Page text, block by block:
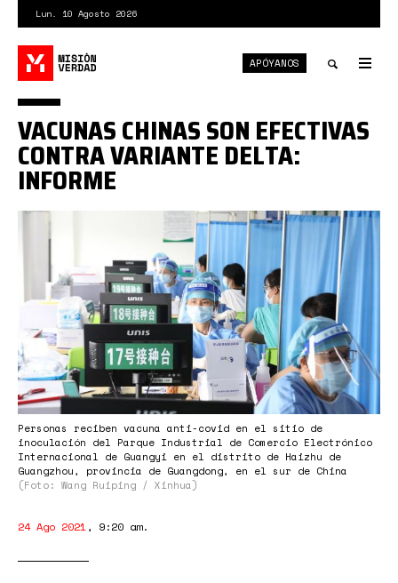
contenido
principal
Lun. 10 Agosto 2026
search
APÓYANOS
1310144035_16297238049221n.jpg
Personas reciben vacuna anti-covid en el sitio de
inoculación del Parque Industrial de Comercio Electrónico
Internacional de Guangyi en el distrito de Haizhu de
Guangzhou, provincia de Guangdong, en el sur de China
(Foto: Wang Ruiping / Xinhua)
VACUNAS CHINAS SON EFECTIVAS
CONTRA VARIANTE DELTA:
INFORME
24 Ago 2021, 9:20 am.